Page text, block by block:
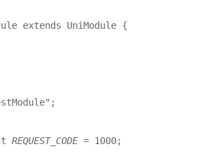
extends UniModule {
REQUEST_CODE = 1000;